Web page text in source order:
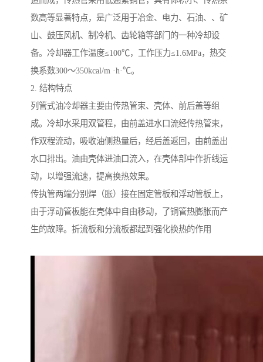
数高等显著特点，是广泛用于冶金、电力、石油、、矿
山、鼓压风机、制冷机、齿轮箱等部门的一种冷却设
备。冷却器工作温度≤100℃，工作压力≤1.6MPa，热交
换系数300～350kcal/m ·h·℃。
2. 结构特点
列管式油冷却器主要由传热管束、壳体、前后盖等组
成。冷却水采用双管程，由前盖进水口流经传热管束，
作双程流动，吸收油侧热量后，经后盖返回，由前盖出
水口排出。油由壳体进油口流入，在壳体部中作折线运
动，以增强流速，提高换热效果。
传执管两端分别焊（胀）接在固定管板和浮动管板上，
由于浮动管板能在壳体中自由移动，了铜管热膨胀而产
生的故障。折流板和分流板都起到强化换热的作用